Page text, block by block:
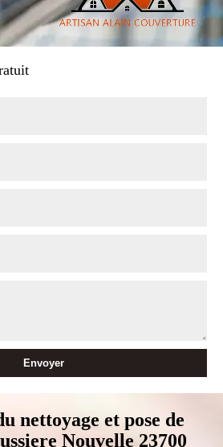
nettoyage et pose de
Nouvelle 23700